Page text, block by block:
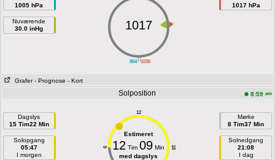
1005 hPa
Nuværende
30.0 inHg
||
964 1036
1017
1017 hPa
Grafer - Prognose - Kort
Solposition 8:59 am
Dagslys
15 Tim22 Min
Solopgang
05:47
I morgen
12
6 18
Estimeret
12 Tim09 Min
med dagslys
Mørke
8 Tim37 Min
Solnedgang
21:08
I dag